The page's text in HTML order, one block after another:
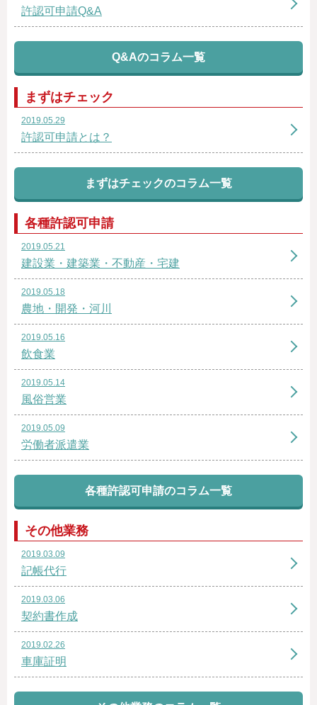
許認可申請Q&A
Q&Aのコラム一覧
まずはチェック
2019.05.29
許認可申請とは？
まずはチェックのコラム一覧
各種許認可申請
2019.05.21
建設業・建築業・不動産・宅建
2019.05.18
農地・開発・河川
2019.05.16
飲食業
2019.05.14
風俗営業
2019.05.09
労働者派遣業
各種許認可申請のコラム一覧
その他業務
2019.03.09
記帳代行
2019.03.06
契約書作成
2019.02.26
車庫証明